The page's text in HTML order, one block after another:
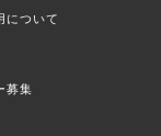
について
募集